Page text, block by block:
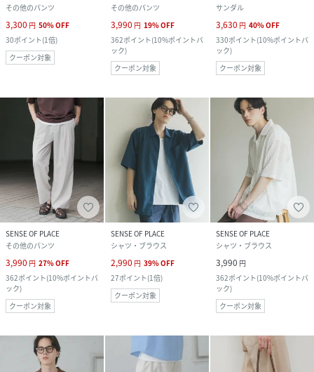
その他のパンツ
3,300 円 50%OFF
30ポイント(1倍)
クーポン対象
その他のパンツ
3,990 円 19%OFF
362ポイント(10%ポイントバ
ック)
クーポン対象
サンダル
3,630 円 40%OFF
330ポイント(10%ポイントバ
ック)
クーポン対象
SENSE OF PLACE
その他のパンツ
3,990 円 27%OFF
362ポイント(10%ポイントバ
ック)
クーポン対象
SENSE OF PLACE
シャツ・ブラウス
2,990 円 39%OFF
27ポイント(1倍)
クーポン対象
SENSE OF PLACE
シャツ・ブラウス
3,990 円
362ポイント(10%ポイントバ
ック)
クーポン対象